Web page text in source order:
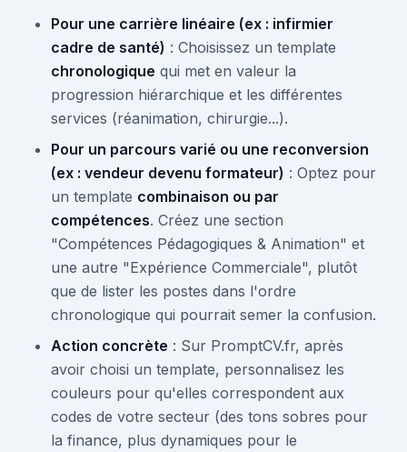
Pour une carrière linéaire (ex : infirmier
cadre de santé) : Choisissez un template
chronologique qui met en valeur la
progression hiérarchique et les différentes
services (réanimation, chirurgie...).
Pour un parcours varié ou une reconversion
(ex : vendeur devenu formateur) : Optez pour
un template combinaison ou par
compétences. Créez une section
"Compétences Pédagogiques & Animation" et
une autre "Expérience Commerciale", plutôt
que de lister les postes dans l'ordre
chronologique qui pourrait semer la confusion.
Action concrète : Sur PromptCV.fr, après
avoir choisi un template, personnalisez les
couleurs pour qu'elles correspondent aux
codes de votre secteur (des tons sobres pour
la finance, plus dynamiques pour le